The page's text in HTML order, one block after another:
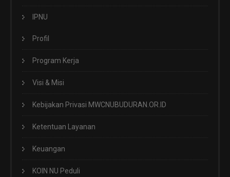
IPNU
Profil
Program Kerja
Visi & Misi
Kebijakan Privasi MWCNUBUDURAN.OR.ID
Ketentuan Layanan
Keuangan
KOIN NU Peduli